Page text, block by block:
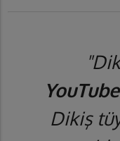
Dikiş